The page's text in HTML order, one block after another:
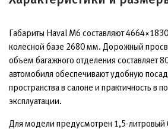
Габариты Haval M6 составляют
колесной базе 2680 мм. Дорожный
объем багажного отделения составляет
автомобиля обеспечивают удобную
пространства в салоне и практичность в
эксплуатации.
Для модели предусмотрен 1,5-литровый